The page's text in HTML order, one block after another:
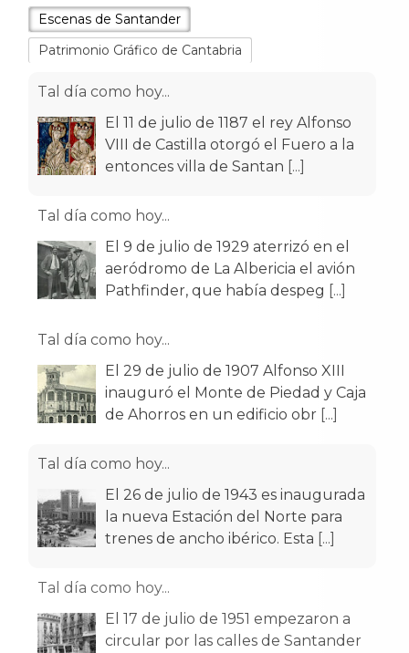
Escenas de Santander
Patrimonio Gráfico de Cantabria
Tal día como hoy...
El 11 de julio de 1187 el rey Alfonso
VIII de Castilla otorgó el Fuero a la
entonces villa de Santan [...]
Tal día como hoy...
El 9 de julio de 1929 aterrizó en el
aeródromo de La Albericia el avión
Pathfinder, que había despeg [...]
Tal día como hoy...
El 29 de julio de 1907 Alfonso XIII
inauguró el Monte de Piedad y Caja
de Ahorros en un edificio obr [...]
Tal día como hoy...
El 26 de julio de 1943 es inaugurada
la nueva Estación del Norte para
trenes de ancho ibérico. Esta [...]
Tal día como hoy...
El 17 de julio de 1951 empezaron a
circular por las calles de Santander